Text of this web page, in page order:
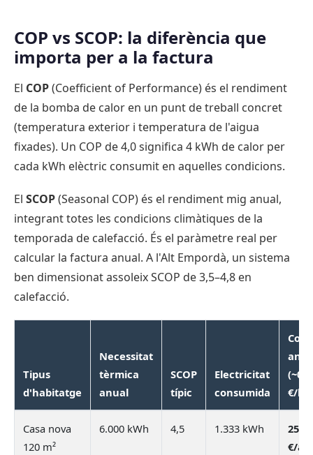
COP vs SCOP: la diferència que
importa per a la factura
El COP(Coefficient of Performance) és el rendiment
de la bomba de calor en un punt de treball concret
(temperatura exterior i temperatura de l'aigua
fixades). Un COP de 4,0 significa 4 kWh de calor per
cada kWh elèctric consumit en aquelles condicions.
El SCOP(Seasonal COP) és el rendiment mig anual,
integrant totes les condicions climàtiques de la
temporada de calefacció. És el paràmetre real per
calcular la factura anual. A l'Alt Empordà, un sistema
ben dimensionat assoleix SCOP de 3,5–4,8 en
calefacció.
Tipus
d'habitatge
Necessitat
tèrmica
anual
SCOP
típic
Electricitat
consumida
Cost
€/
Casa nova
120 m²
6.000 kWh 4,5 1.333 kWh
253
€/